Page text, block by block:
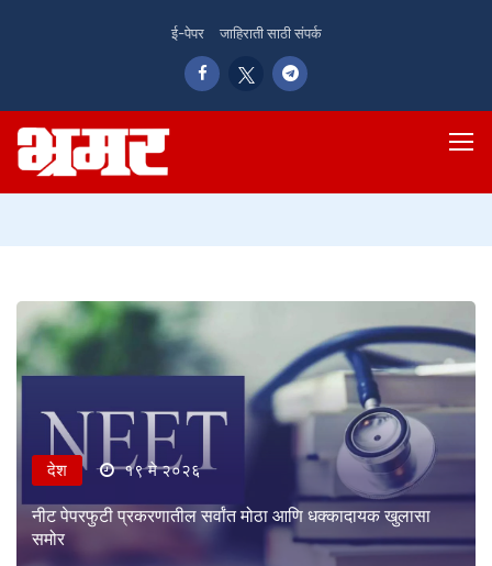
ई-पेपर जाहिराती साठी संपर्क
देश १९ मे २०२६
नीट पेपरफुटी प्रकरणातील सर्वांत मोठा आणि धक्कादायक खुलासा
समोर